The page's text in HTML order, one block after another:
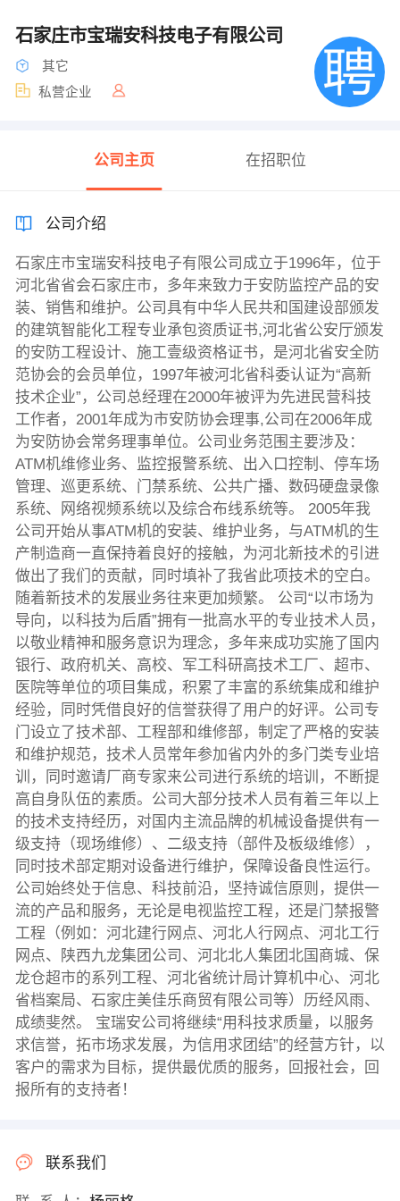
石家庄市宝瑞安科技电子有限公司
其它
私营企业
公司主页 在招职位
公司介绍
石家庄市宝瑞安科技电子有限公司成立于1996年，位于
河北省省会石家庄市，多年来致力于安防监控产品的安
装、销售和维护。公司具有中华人民共和国建设部颁发
的建筑智能化工程专业承包资质证书,河北省公安厅颁发
的安防工程设计、施工壹级资格证书，是河北省安全防
范协会的会员单位，1997年被河北省科委认证为“高新
技术企业”，公司总经理在2000年被评为先进民营科技
工作者，2001年成为市安防协会理事,公司在2006年成
为安防协会常务理事单位。公司业务范围主要涉及：
ATM机维修业务、监控报警系统、出入口控制、停车场
管理、巡更系统、门禁系统、公共广播、数码硬盘录像
系统、网络视频系统以及综合布线系统等。 2005年我
公司开始从事ATM机的安装、维护业务，与ATM机的生
产制造商一直保持着良好的接触，为河北新技术的引进
做出了我们的贡献，同时填补了我省此项技术的空白。
随着新技术的发展业务往来更加频繁。 公司“以市场为
导向，以科技为后盾”拥有一批高水平的专业技术人员，
以敬业精神和服务意识为理念，多年来成功实施了国内
银行、政府机关、高校、军工科研高技术工厂、超市、
医院等单位的项目集成，积累了丰富的系统集成和维护
经验，同时凭借良好的信誉获得了用户的好评。公司专
门设立了技术部、工程部和维修部，制定了严格的安装
和维护规范，技术人员常年参加省内外的多门类专业培
训，同时邀请厂商专家来公司进行系统的培训，不断提
高自身队伍的素质。公司大部分技术人员有着三年以上
的技术支持经历，对国内主流品牌的机械设备提供有一
级支持（现场维修）、二级支持（部件及板级维修），
同时技术部定期对设备进行维护，保障设备良性运行。
公司始终处于信息、科技前沿，坚持诚信原则，提供一
流的产品和服务，无论是电视监控工程，还是门禁报警
工程（例如：河北建行网点、河北人行网点、河北工行
网点、陕西九龙集团公司、河北北人集团北国商城、保
龙仓超市的系列工程、河北省统计局计算机中心、河北
省档案局、石家庄美佳乐商贸有限公司等）历经风雨、
成绩斐然。 宝瑞安公司将继续“用科技求质量，以服务
求信誉，拓市场求发展，为信用求团结”的经营方针，以
客户的需求为目标，提供最优质的服务，回报社会，回
报所有的支持者！
联系我们